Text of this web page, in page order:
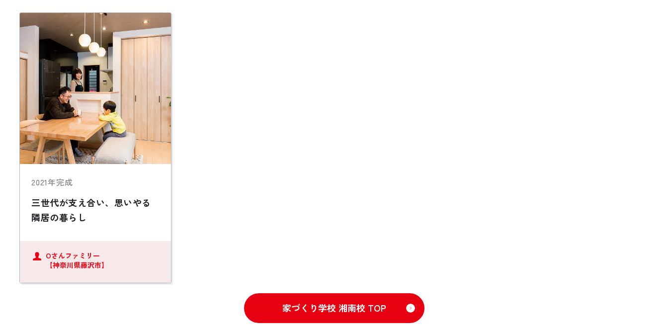
2021年完成
三世代が支え合い、思いやる
隣居の暮らし
Oさんファミリー
【神奈川県藤沢市】
家づくり学校 湘南校 TOP